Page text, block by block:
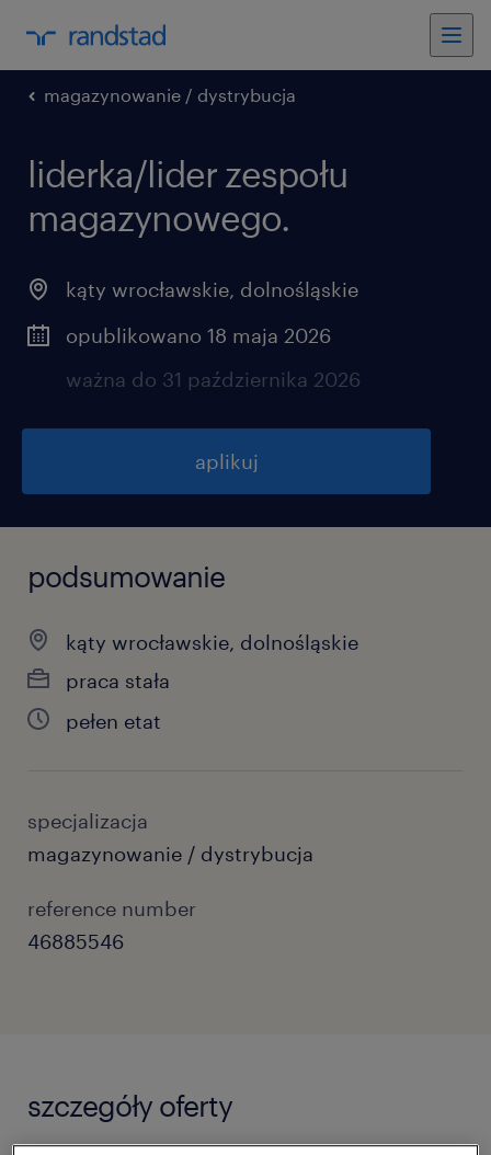
magazynowanie / dystrybucja
liderka/lider zespołu
magazynowego.
kąty wrocławskie, dolnośląskie
opublikowano 18 maja 2026
ważna do 31 października 2026
aplikuj
podsumowanie
kąty wrocławskie, dolnośląskie
praca stała
pełen etat
specjalizacja
magazynowanie / dystrybucja
reference number
46885546
szczegóły oferty